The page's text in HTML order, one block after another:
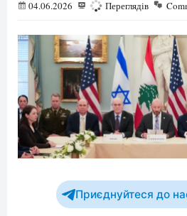
04.06.2026 167 Переглядів
Приєднуйтеся до